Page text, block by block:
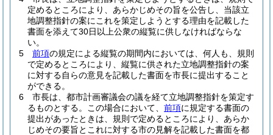
定めるところにより、あらかじめその旨を公告し、当該立
地調整指針の案にこれを策定しようとする理由を記載した
書面を添えて30日以上公衆の縦覧に供しなければならな
い。
5
前項の規定による縦覧の期間内においては、何人も、規則
で定めるところにより、縦覧に供された立地調整指針の案
に対する自らの意見を記載した書面を市長に提出すること
ができる。
6
市長は、都市計画審議会の議を経て立地調整指針を策定す
るものとする。
この場合において、 前項に規定する書面の
提出があったときは、規則で定めるところにより、あらか
じめその要旨とこれに対する市の見解を記載した書面を都